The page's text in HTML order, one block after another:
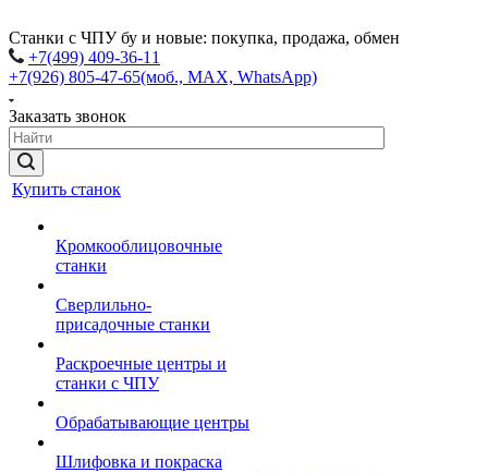
Станки с ЧПУ бу и новые: покупка, продажа, обмен
+7(499) 409-36-11
+7(926) 805-47-65(моб., MAX, WhatsApp)
Заказать звонок
Купить станок
Кромкооблицовочные
станки
Сверлильно-
присадочные станки
Раскроечные центры и
станки с ЧПУ
Обрабатывающие центры
Шлифовка и покраска